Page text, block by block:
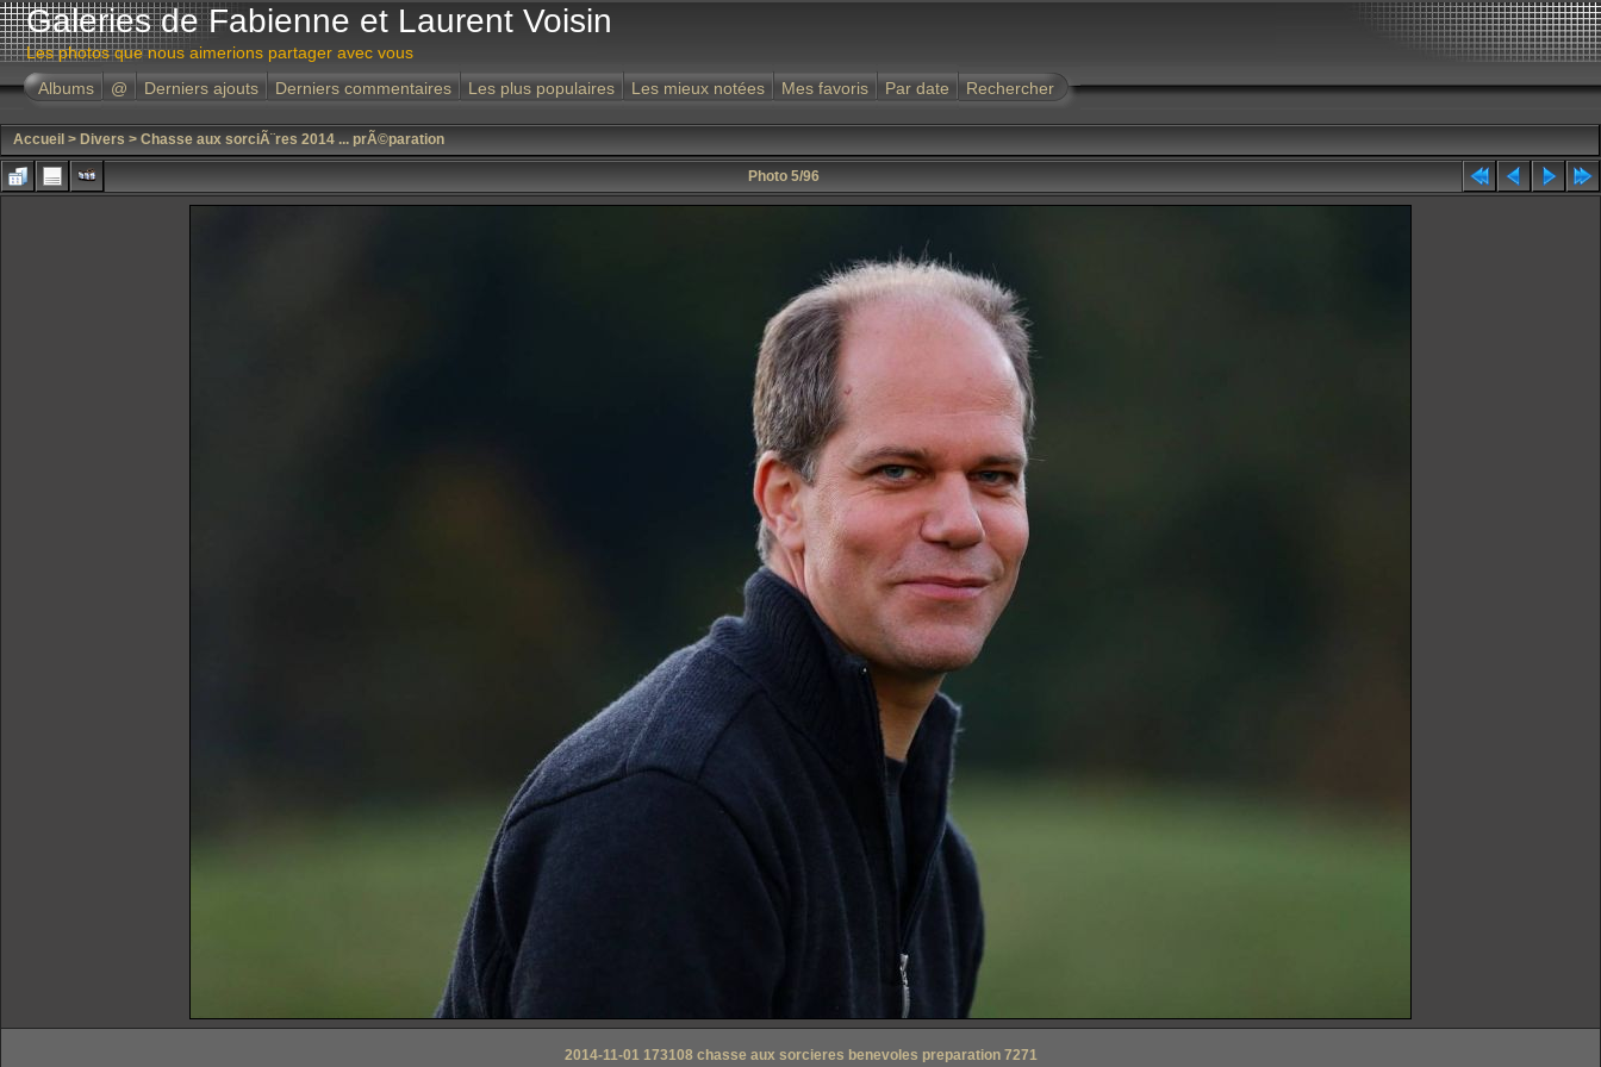
Galeries de Fabienne et Laurent Voisin
Les photos que nous aimerions partager avec vous
Albums
@ Derniers ajouts Derniers commentaires Les plus populaires Les mieux notées Mes favoris Par date Rechercher
Accueil > Divers > Chasse aux sorciÃ¨res 2014 ... prÃ©paration
Photo 5/96
2014-11-01 173108 chasse aux sorcieres benevoles preparation 7271